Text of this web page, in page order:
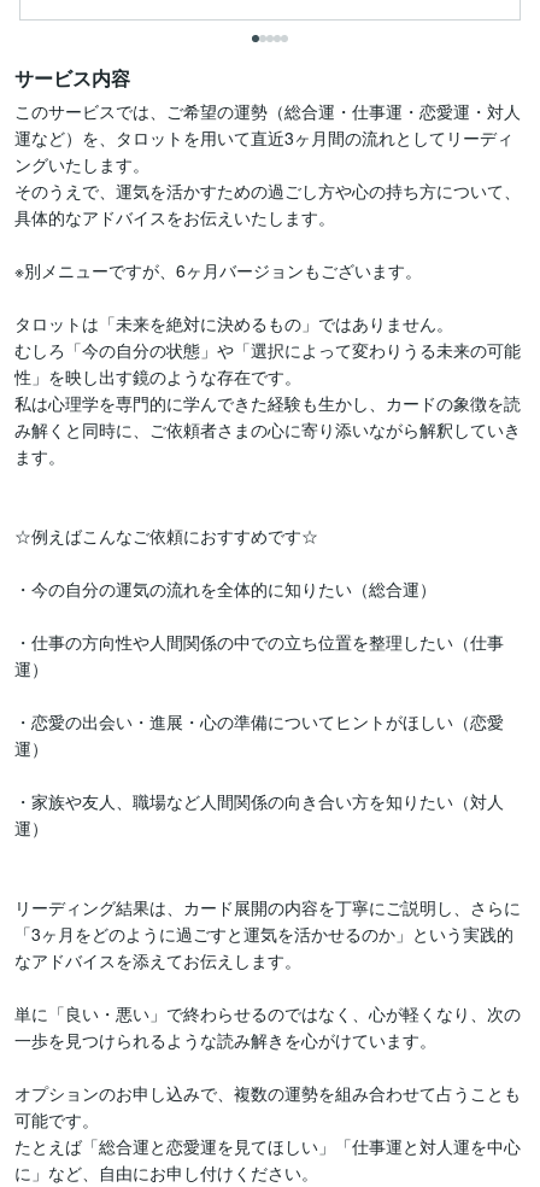
サービス内容
このサービスでは、ご希望の運勢（総合運・仕事運・恋愛運・対人
運など）を、タロットを用いて直近3ヶ月間の流れとしてリーディ
ングいたします。
そのうえで、運気を活かすための過ごし方や心の持ち方について、
具体的なアドバイスをお伝えいたします。
※別メニューですが、6ヶ月バージョンもございます。
タロットは「未来を絶対に決めるもの」ではありません。
むしろ「今の自分の状態」や「選択によって変わりうる未来の可能
性」を映し出す鏡のような存在です。
私は心理学を専門的に学んできた経験も生かし、カードの象徴を読
み解くと同時に、ご依頼者さまの心に寄り添いながら解釈していき
ます。
☆例えばこんなご依頼におすすめです☆
・今の自分の運気の流れを全体的に知りたい（総合運）
・仕事の方向性や人間関係の中での立ち位置を整理したい（仕事
運）
・恋愛の出会い・進展・心の準備についてヒントがほしい（恋愛
運）
・家族や友人、職場など人間関係の向き合い方を知りたい（対人
運）
リーディング結果は、カード展開の内容を丁寧にご説明し、さらに
「3ヶ月をどのように過ごすと運気を活かせるのか」という実践的
なアドバイスを添えてお伝えします。
単に「良い・悪い」で終わらせるのではなく、心が軽くなり、次の
一歩を見つけられるような読み解きを心がけています。
オプションのお申し込みで、複数の運勢を組み合わせて占うことも
可能です。
たとえば「総合運と恋愛運を見てほしい」「仕事運と対人運を中心
に」など、自由にお申し付けください。